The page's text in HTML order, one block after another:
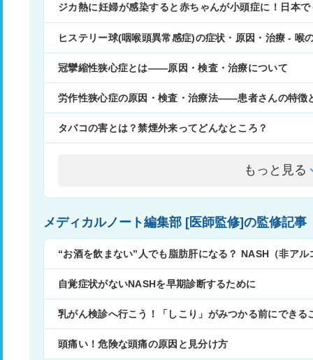
ジカ熱に妊婦が感染すると赤ちゃんが小頭症に！日本
ヒステリー球(咽喉頭異常感症)の症状・原因・治療 - 喉
冠攣縮性狭心症とは――原因・検査・治療について
労作性狭心症の原因・検査・治療法――患者さんの特徴
タバコの害とは？禁煙外来ってどんなところ？
もっと見る
メディカルノート編集部 [医師監修]の監修記事
“お酒を飲まない”人でも脂肪肝になる？ NASH（非ア
自覚症状がないNASHを早期診断するために
乳がん検診へ行こう！「しこり」がみつかる前にできる
頭痛い！危険な頭痛の原因と見分け方